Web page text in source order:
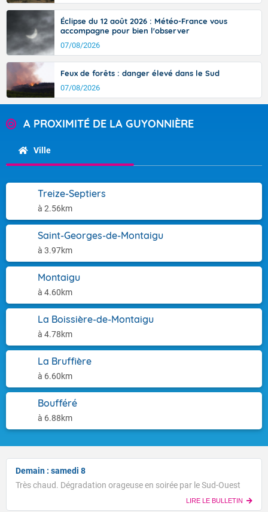
Éclipse du 12 août 2026 : Météo-France vous
accompagne pour bien l'observer
07/08/2026
Feux de forêts : danger élevé dans le Sud
07/08/2026
A PROXIMITÉ DE LA GUYONNIÈRE
Ville
Treize-Septiers
à 2.56km
Saint-Georges-de-Montaigu
à 3.97km
Montaigu
à 4.60km
La Boissière-de-Montaigu
à 4.78km
La Bruffière
à 6.60km
Boufféré
à 6.88km
Demain : samedi 8
Très chaud. Dégradation orageuse en soirée par le Sud-Ouest
LIRE LE BULLETIN